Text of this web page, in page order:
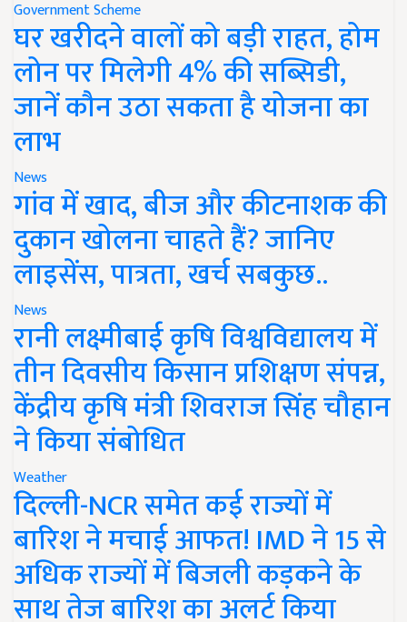
Government Scheme
घर खरीदने वालों को बड़ी राहत, होम
लोन पर मिलेगी 4% की सब्सिडी,
जानें कौन उठा सकता है योजना का
लाभ
News
गांव में खाद, बीज और कीटनाशक की
दुकान खोलना चाहते हैं? जानिए
लाइसेंस, पात्रता, खर्च सबकुछ..
News
रानी लक्ष्मीबाई कृषि विश्वविद्यालय में
तीन दिवसीय किसान प्रशिक्षण संपन्न,
केंद्रीय कृषि मंत्री शिवराज सिंह चौहान
ने किया संबोधित
Weather
दिल्ली-NCR समेत कई राज्यों में
बारिश ने मचाई आफत! IMD ने 15 से
अधिक राज्यों में बिजली कड़कने के
साथ तेज बारिश का अलर्ट किया